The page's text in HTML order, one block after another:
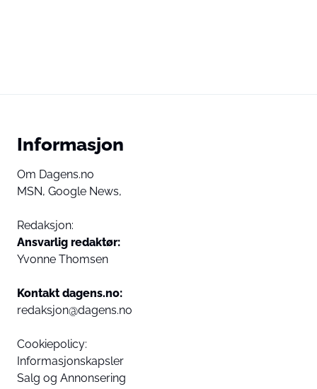
Informasjon
Om Dagens.no
MSN, Google News,
Redaksjon:
Ansvarlig redaktør:
Yvonne Thomsen
Kontakt dagens.no:
redaksjon@dagens.no
Cookiepolicy:
Informasjonskapsler
Salg og Annonsering